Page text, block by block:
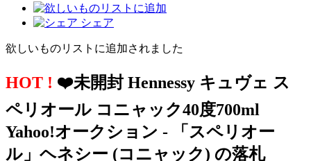
シェア
欲しいものリストに追加されました
HOT ! ❤️未開封 Hennessy キュヴェ ス
ペリオール コニャック40度700ml
Yahoo!オークション - 「スペリオー
ル」ヘネシー (コニャック) の落札